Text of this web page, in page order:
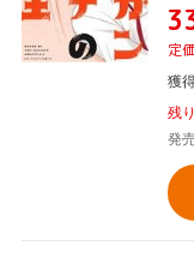
定
獲
残
発